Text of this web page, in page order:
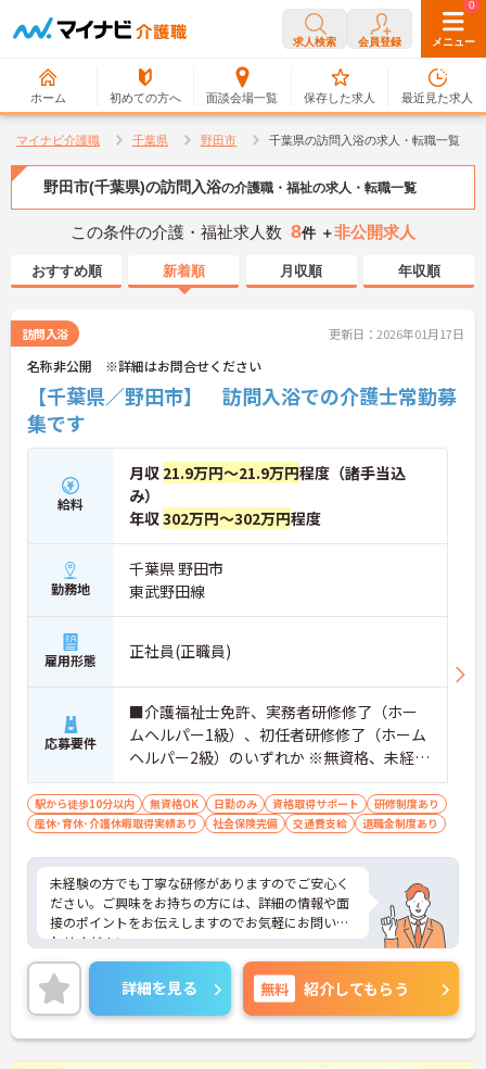
求人検索 会員登録 メニュー
ホーム 初めての方へ 面談会場一覧
0
保存した求人
0
最近見た求人
マイナビ介護職 千葉県 野田市 千葉県の訪問入浴の求人・転職一覧
野田市(千葉県)の訪問入浴の介護職・福祉の求人・転職一覧
この条件の介護・福祉求人数 8件 ＋非公開求人
おすすめ順 新着順 月収順 年収順
訪問入浴 更新日：2026年01月17日
名称非公開 ※詳細はお問合せください
【千葉県／野田市】 訪問入浴での介護士常勤募
集です
給料
月収 21.9万円～21.9万円程度（諸手当込
み）
年収302万円～302万円程度
勤務地
千葉県 野田市
東武野田線
雇用形態 正社員(正職員)
応募要件
■介護福祉士免許、実務者研修修了（ホー
ムヘルパー1級）、初任者研修修了（ホーム
ヘルパー2級）のいずれか ※無資格、未経験
の方も相談可
駅から徒歩10分以内 無資格OK 日勤のみ 資格取得サポート
研修制度あり
産休･育休･介護休暇取得実績あり
社会保険完備 交通費支給 退職金制度あり
未経験の方でも丁寧な研修がありますのでご安心く
ださい。ご興味をお持ちの方には、詳細の情報や面
接のポイントをお伝えしますのでお気軽にお問い合
わせください。
詳細を見る 無料 紹介してもらう